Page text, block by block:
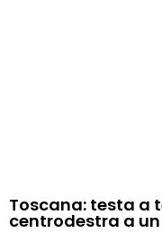
Toscana: testa a
centrodestra a